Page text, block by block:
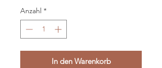
Anzahl *
In den Warenkorb